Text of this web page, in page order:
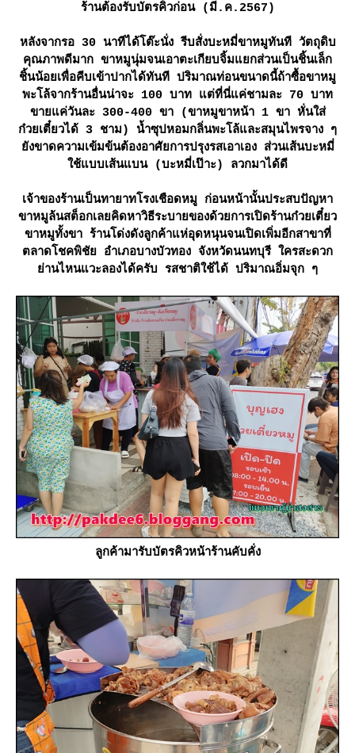
ร้านต้องรับบัตรคิวก่อน (มี.ค.2567)
หลังจากรอ 30 นาทีได้โต๊ะนั่ง รีบสั่งบะหมี่ขาหมูทันที วัตถุดิบ
คุณภาพดีมาก ขาหมูนุ่มจนเอาตะเกียบจิ้มแยกส่วนเป็นชิ้นเล็ก
ชิ้นน้อยเพื่อคีบเข้าปากได้ทันที ปริมาณท่อนขนาดนี้ถ้าซื้อขาหมู
พะโล้จากร้านอื่นน่าจะ 100 บาท แต่ที่นี่แค่ชามละ 70 บาท
ขายแค่วันละ 300-400 ขา (ขาหมูขาหน้า 1 ขา หั่นใส่
ก๋วยเตี๋ยวได้ 3 ชาม) น้ำซุปหอมกลิ่นพะโล้และสมุนไพรจาง ๆ
ังขาดความเข้มข้นต้องอาศัยการปรุงรสเอาเอง ส่วนเส้นบะหมี่
ช้แบบเส้นแบน (บะหมี่เป๊าะ) ลวกมาได้ดี
เจ้าของร้านเป็นทายาทโรงเชือดหมู ก่อนหน้านั้นประสบปัญหา
ขาหมูล้นสต็อกเลยคิดหาวิธีระบายของด้วยการเปิดร้านก๋วยเตี๋ยว
ขาหมูทั้งขา ร้านโด่งดังลูกค้าแห่อุดหนุนจนเปิดเพิ่มอีกสาขาที่
ตลาดโชคพิชัย อำเภอบางบัวทอง จังหวัดนนทบุรี ใครสะดวก
่านไหนแวะลองได้ครับ รสชาติใช้ได้ ปริมาณอิ่มจุก ๆ
ลูกค้ามารับบัตรคิวหน้าร้านคับคั่ง